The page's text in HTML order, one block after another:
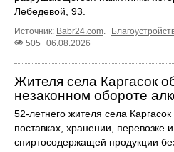
Лебедевой, 93.
Источник: Babr24.com.
505
06.08.2026
Жителя села Каргасок
незаконном обороте
52-летнего жителя села Каргасок
поставках, хранении, перевозке
спиртосодержащей продукции без